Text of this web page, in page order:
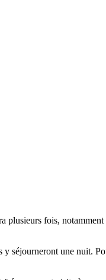
fois, notamment
séjourneront une nuit.